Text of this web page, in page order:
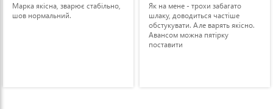
Як на мене - трохи забагато
шлаку, доводиться частіше
ИМХО, наилучшие результаты
сварки дают при работе
постоянным током с обратной
полярностью (когда «+»
подключён к держателю